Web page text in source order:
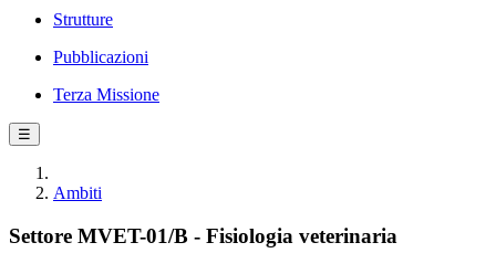
Strutture
Pubblicazioni
Terza Missione
☰
Ambiti
Settore MVET-01/B - Fisiologia veterinaria